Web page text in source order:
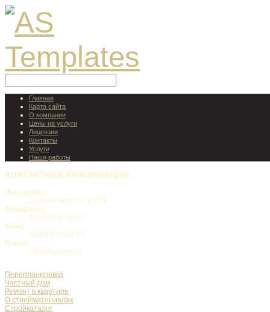
Главная
Карта сайта
О компании
Цены на услуги
Лицензии
Контакты
Услуги
Наши работы
КОНТАКТНАЯ ИНФОРМАЦИЯ:
Наш адрес:
ул. Коренастого, д.454
Телефоны:
8(499)031-50-57
Факс:
8(499)031-50-57
E-mail:
info@desrem.ru
Перепланировка
Частный дом
Ремонт в квартире
О стройматериалах
Стройкаталог